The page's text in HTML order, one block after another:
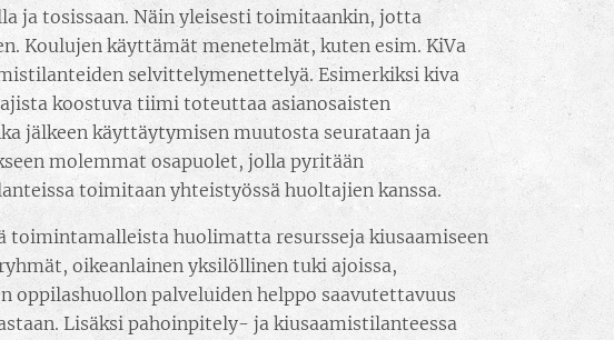
ja tosissaan. Näin yleisesti toimitaankin, jotta
Koulujen käyttämät menetelmät, kuten esim. KiVa
selvittelymenettelyä. Esimerkiksi kiva
koostuva tiimi toteuttaa asianosaisten
jälkeen käyttäytymisen muutosta seurataan ja
molemmat osapuolet, jolla pyritään
toimitaan yhteistyössä huoltajien kanssa.
toimintamalleista huolimatta resursseja kiusaamiseen
oikeanlainen yksilöllinen tuki ajoissa,
palveluiden helppo saavutettavuus
Lisäksi pahoinpitely- ja kiusaamistilanteessa